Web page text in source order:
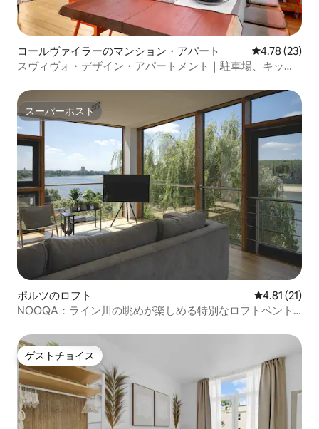
コールヴァイラーのマンション・アパート レビュー23
4.78 (23)
スヴィヴォ・デザイン・アパートメント｜駐車場、キッチ
スーパーホスト
スーパーホスト
ポルツのロフト レビュー21
4.81 (21)
NOOQA：ライン川の眺めが楽しめる特別なロフトペント
ゲストチョイス
ゲストチョイス